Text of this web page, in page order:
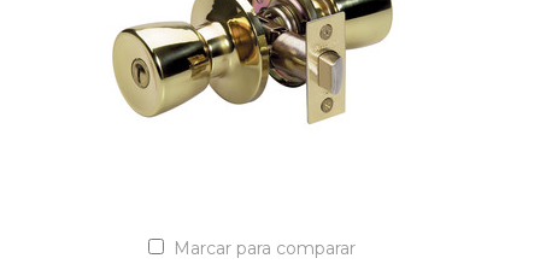
Marcar para comparar